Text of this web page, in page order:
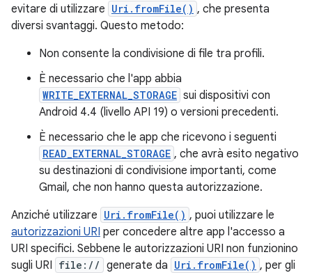
evitare di utilizzare Uri.fromFile() , che presenta
diversi svantaggi. Questo metodo:
Non consente la condivisione di file tra profili.
È necessario che l'app abbia
WRITE_EXTERNAL_STORAGE sui dispositivi con
Android 4.4 (livello API 19) o versioni precedenti.
È necessario che le app che ricevono i seguenti
READ_EXTERNAL_STORAGE , che avrà esito negativo
su destinazioni di condivisione importanti, come
Gmail, che non hanno questa autorizzazione.
Anziché utilizzare Uri.fromFile() , puoi utilizzare le
autorizzazioni URI per concedere altre app l'accesso a
URI specifici. Sebbene le autorizzazioni URI non funzionino
sugli URI file:// generate da Uri.fromFile() , per gli